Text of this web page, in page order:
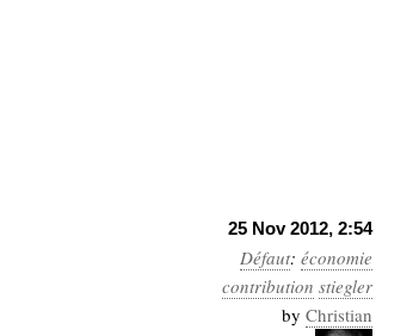
25 Nov 2012, 2:54
Défaut: économie
contribution stiegler
by Christian